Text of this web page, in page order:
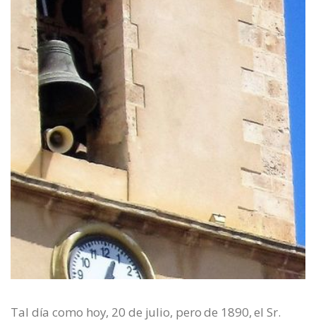
Tal día como hoy, 20 de julio, pero de 1890, el Sr.